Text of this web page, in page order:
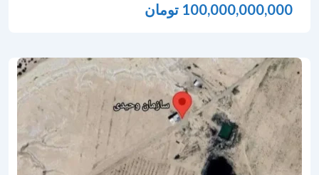
100,000,000,000 تومان